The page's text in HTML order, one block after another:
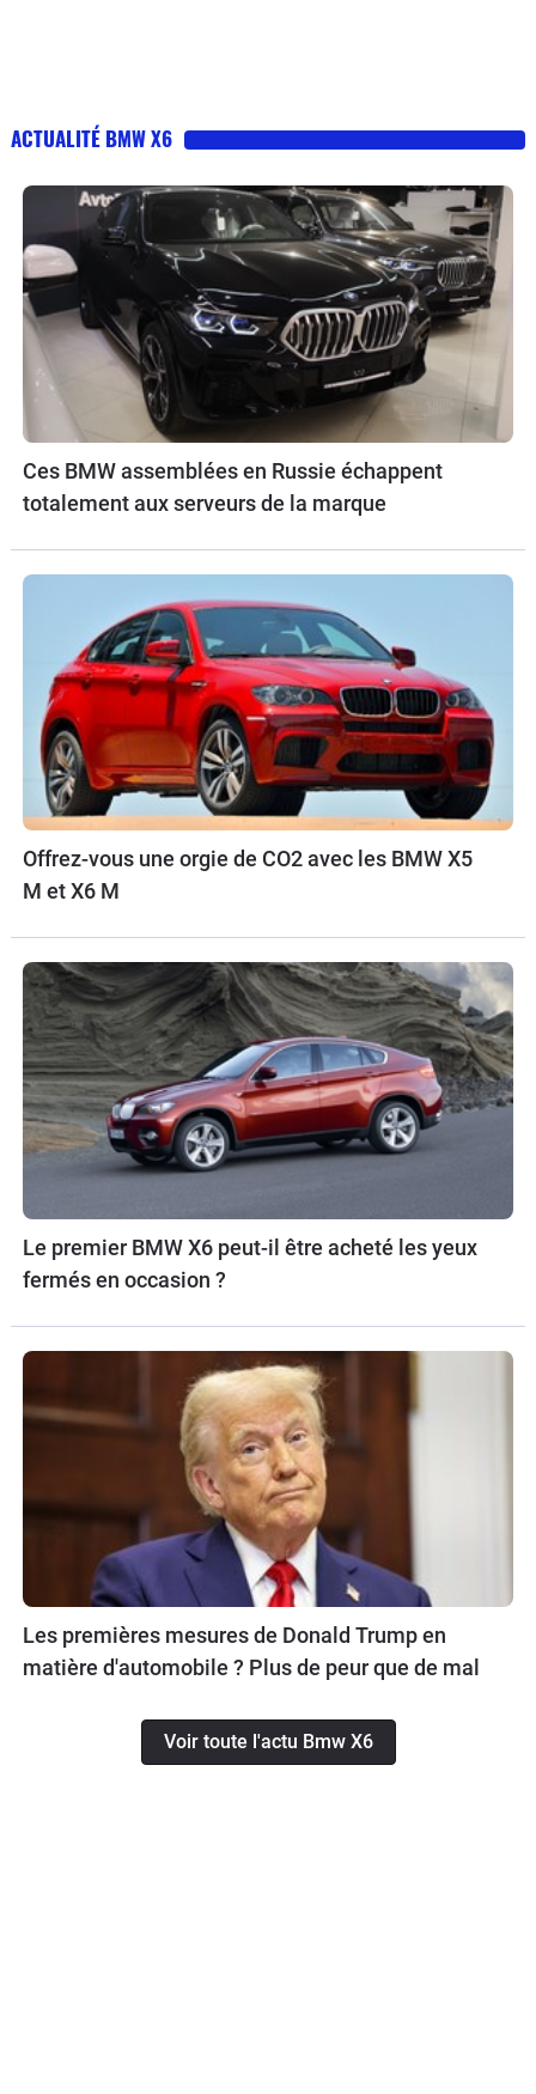
ACTUALITÉ BMW X6
Ces BMW assemblées en Russie échappent
totalement aux serveurs de la marque
Offrez-vous une orgie de CO2 avec les BMW X5
M et X6 M
Le premier BMW X6 peut-il être acheté les yeux
fermés en occasion ?
Les premières mesures de Donald Trump en
matière d'automobile ? Plus de peur que de mal
Voir toute l'actu Bmw X6